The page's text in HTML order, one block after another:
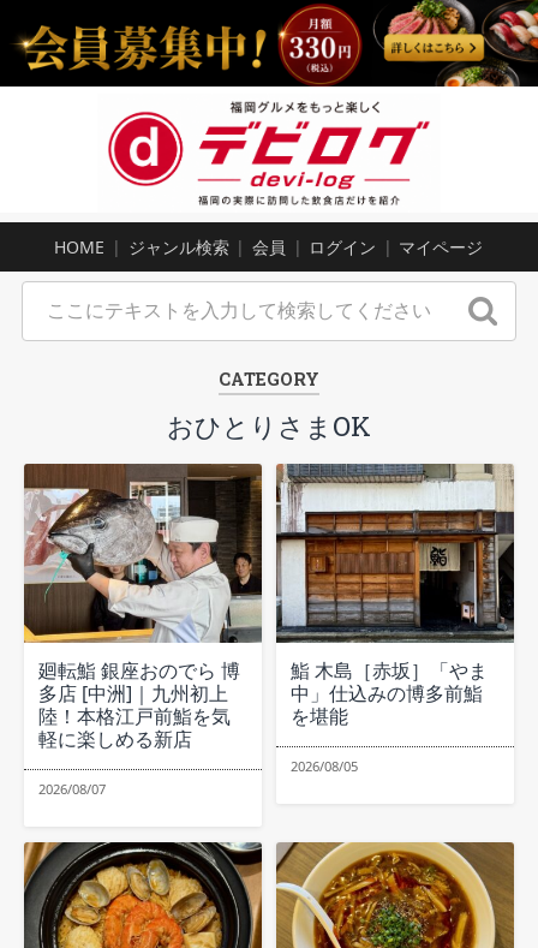
HOME ジャンル検索 会員 ログイン マイページ
CATEGORY
おひとりさまOK
廻転鮨 銀座おのでら 博
多店 [中洲]｜九州初上
陸！本格江戸前鮨を気
軽に楽しめる新店
2026/08/07
鮨 木島［赤坂］「やま
中」仕込みの博多前鮨
を堪能
2026/08/05